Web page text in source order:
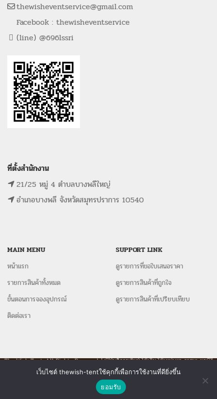
thewisheventservice@gmail.com
Facebook : thewisheventservice
(line) @696lssri
ที่ตั้งสำนักงาน
21/25 หมู่ 4 ตำบลบางพลีใหญ่
อำเภอบางพลี จังหวัดสมุทรปราการ 10540
MAIN MENU
หน้าแรก
รายการสินค้าทั้งหมด
ขั้นตอนการจองอุปกรณ์
ติดต่อเรา
SUPPORT LINK
ดูรายการที่ขอใบเสนอราคา
ดูรายการสินค้าที่ถูกใจ
ดูรายการสินค้าที่เปรียบเทียบ
The Wish Tent. All Rights Reserved. | ผู้ให้บริการเต็นท์ โต๊ะจีน โต๊ะหมู่บูชา-อาสนะ ชุดพิธี
งานแต่ง รวมถึงอุปกรณ์ต่างๆมากกว่า 100 รายการ ให้บริการทั้งในกรุงเทพและต่างจังหวัด
เว็บไซต์ thewish-tentใช้คุกกี้เพื่อการใช้งานที่ดียิ่งขึ้น
ยอมรับ
ติดต่อเรา